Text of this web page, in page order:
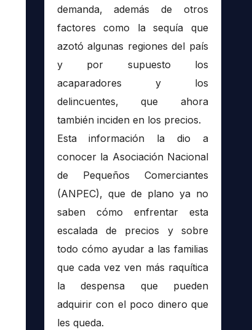
demanda, además de otros
factores como la sequía que
azotó algunas regiones del país
y por supuesto los
acaparadores y los
delincuentes, que ahora
también inciden en los precios.
Esta información la dio a
conocer la Asociación Nacional
de Pequeños Comerciantes
(ANPEC), que de plano ya no
saben cómo enfrentar esta
escalada de precios y sobre
todo cómo ayudar a las familias
que cada vez ven más raquítica
la despensa que pueden
adquirir con el poco dinero que
les queda.